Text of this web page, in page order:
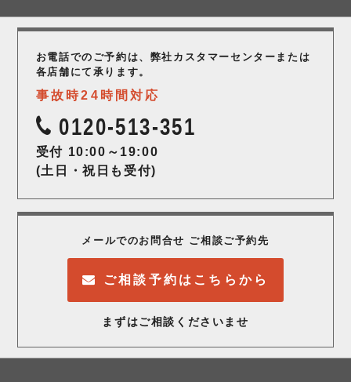
お電話でのご予約は、弊社カスタマーセンター または
各店舗にて承ります。
事故時24時間対応
0120-513-351
受付 10:00～19:00
(土日・祝日も受付)
メールでのお問合せ ご相談ご予約先
ご相談予約はこちらから
まずはご相談くださいませ